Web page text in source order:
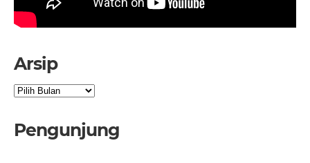
Arsip
Arsip
Pengunjung